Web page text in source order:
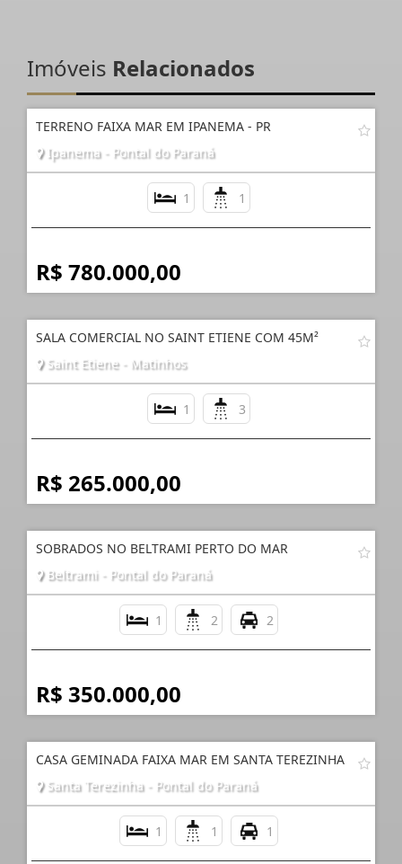
Imóveis Relacionados
TERRENO FAIXA MAR EM IPANEMA - PR
Ipanema - Pontal do Paraná
1 1
R$ 780.000,00
SALA COMERCIAL NO SAINT ETIENE COM 45M²
Saint Etiene - Matinhos
1 3
R$ 265.000,00
SOBRADOS NO BELTRAMI PERTO DO MAR
Beltrami - Pontal do Paraná
1 2 2
R$ 350.000,00
CASA GEMINADA FAIXA MAR EM SANTA TEREZINHA
Santa Terezinha - Pontal do Paraná
1 1 1